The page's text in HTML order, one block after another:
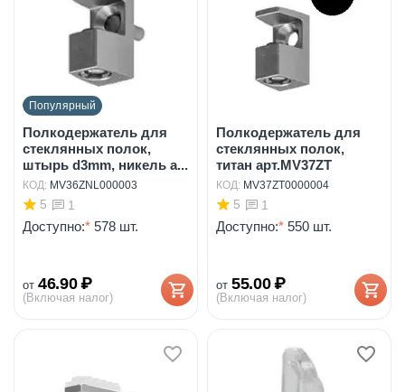
Популярный
Полкодержатель для
стеклянных полок,
штырь d3mm, никель а...
КОД: MV36ZNL000003
5 1
Доступно:* 578 шт.
от 46.90 ₽
(Включая налог)
Полкодержатель для
стеклянных полок,
титан арт.MV37ZT
КОД: MV37ZT0000004
5 1
Доступно:* 550 шт.
от 55.00 ₽
(Включая налог)